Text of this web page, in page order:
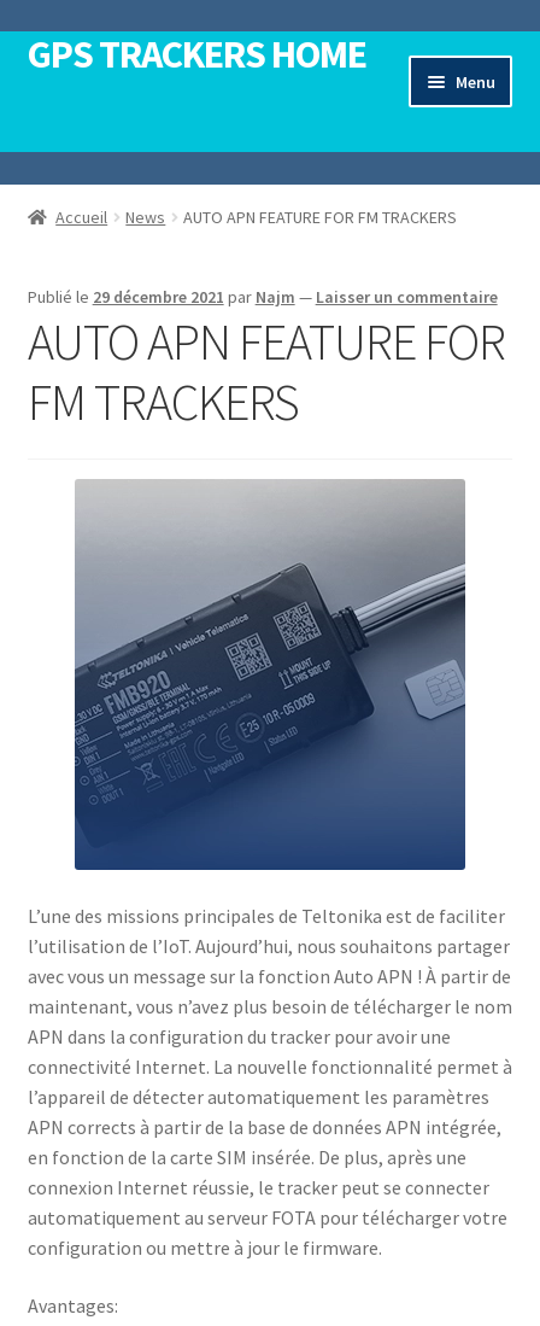
Aller
à
Aller
au
GPS TRACKERS HOME
Menu
Traceurs GPS
enfant
le
menu
enfant
Teltonika Networks
Ouvrir
le
Contactez-Nous
Accueil News AUTO APN FEATURE FOR FM TRACKERS
Publié le 29 décembre 2021 par Najm — Laisser un commentaire
AUTO APN FEATURE FOR
FM TRACKERS
L’une des missions principales de Teltonika est de faciliter
l’utilisation de l’IoT. Aujourd’hui, nous souhaitons partager
avec vous un message sur la fonction Auto APN ! À partir de
maintenant, vous n’avez plus besoin de télécharger le nom
APN dans la configuration du tracker pour avoir une
connectivité Internet. La nouvelle fonctionnalité permet à
l’appareil de détecter automatiquement les paramètres
APN corrects à partir de la base de données APN intégrée,
en fonction de la carte SIM insérée. De plus, après une
connexion Internet réussie, le tracker peut se connecter
automatiquement au serveur FOTA pour télécharger votre
configuration ou mettre à jour le firmware.
Avantages: